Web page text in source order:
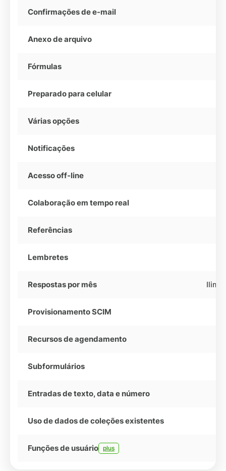
Confirmações de e-mail
Anexo de arquivo
Fórmulas
Preparado para celular
Várias opções
Notificações
Acesso off-line
Colaboração em tempo real
Referências
Lembretes
Respostas por mês
Provisionamento SCIM
Recursos de agendamento
Subformulários
Entradas de texto, data e número
Uso de dados de coleções existentes
Funções de usuário plus